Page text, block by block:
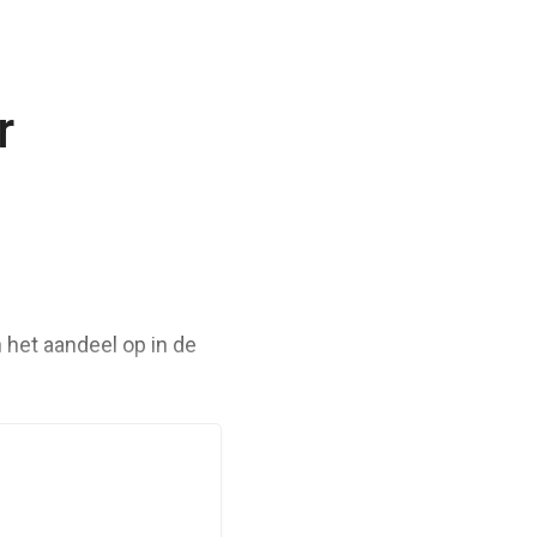
aandeel op in de